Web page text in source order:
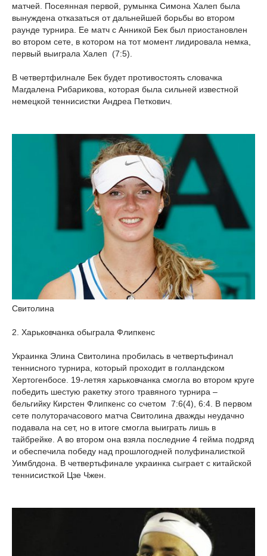
матчей. Посеянная первой, румынка Симона Халеп была
вынуждена отказаться от дальнейшей борьбы во втором
раунде турнира. Ее матч с Анникой Бек был приостановлен
во втором сете, в котором на тот момент лидировала немка,
первый выиграла Халеп (7:5).
В четвертфилнале Бек будет противостоять словачка
Магдалена Рибарикова, которая была сильней известной
немецкой теннисистки Андреа Петкович.
Свитолина
2. Харьковчанка обыграла Флипкенс
Украинка Элина Свитолина пробилась в четвертьфинал
теннисного турнира, который проходит в голландском
Хертогенбосе. 19-летяя харьковчанка смогла во втором круге
победить шестую ракетку этого травяного турнира –
бельгийку Кирстен Флипкенс со счетом 7:6(4), 6:4. В первом
сете полуторачасового матча Свитолина дважды неудачно
подавала на сет, но в итоге смогла выиграть лишь в
тайбрейке. А во втором она взяла последние 4 гейма подряд
и обеспечила победу над прошлогодней полуфиналисткой
Уимблдона. В четвертьфинале украинка сыграет с китайской
теннисисткой Цзе Чжен.